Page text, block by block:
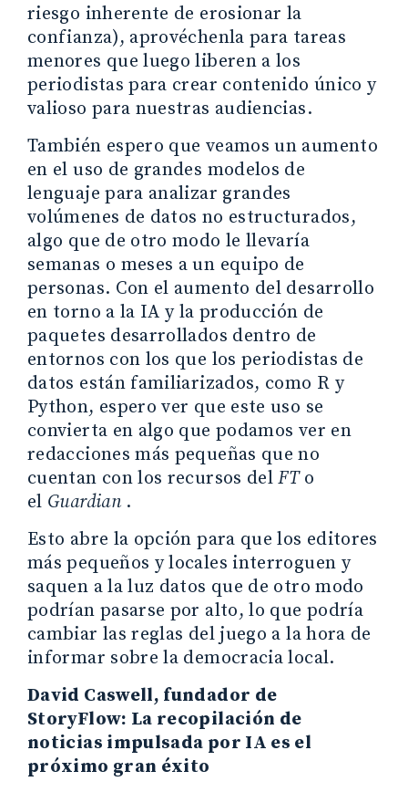
riesgo inherente de erosionar la
confianza), aprovéchenla para tareas
menores que luego liberen a los
periodistas para crear contenido único y
valioso para nuestras audiencias.
También espero que veamos un aumento
en el uso de grandes modelos de
lenguaje para analizar grandes
volúmenes de datos no estructurados,
algo que de otro modo le llevaría
semanas o meses a un equipo de
personas. Con el aumento del desarrollo
en torno a la IA y la producción de
paquetes desarrollados dentro de
entornos con los que los periodistas de
datos están familiarizados, como R y
Python, espero ver que este uso se
convierta en algo que podamos ver en
redacciones más pequeñas que no
cuentan con los recursos delFTo
el Guardian.
Esto abre la opción para que los editores
más pequeños y locales interroguen y
saquen a la luz datos que de otro modo
podrían pasarse por alto, lo que podría
cambiar las reglas del juego a la hora de
informar sobre la democracia local.
David Caswell, fundador de
StoryFlow: La recopilación de
noticias impulsada por IA es el
próximo gran éxito